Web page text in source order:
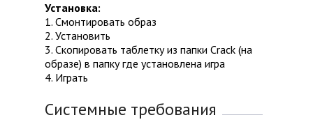
Установка:
1. Смонтировать образ
2. Установить
3. Скопировать таблетку из папки Crack (на
образе) в папку где установлена игра
4. Играть
Системные требования